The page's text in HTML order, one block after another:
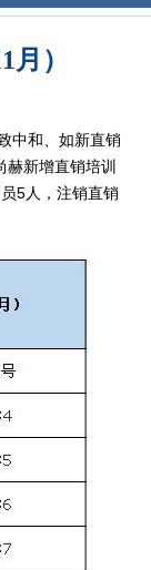
）
中和、如新直销
新增直销培训
5人，注销直销